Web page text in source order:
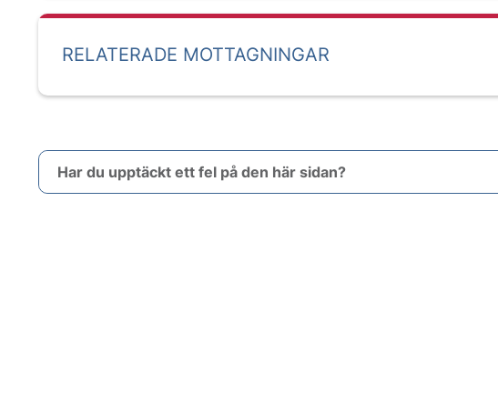
RELATERADE MOTTAGNINGAR
Har du upptäckt ett fel på den här sidan?